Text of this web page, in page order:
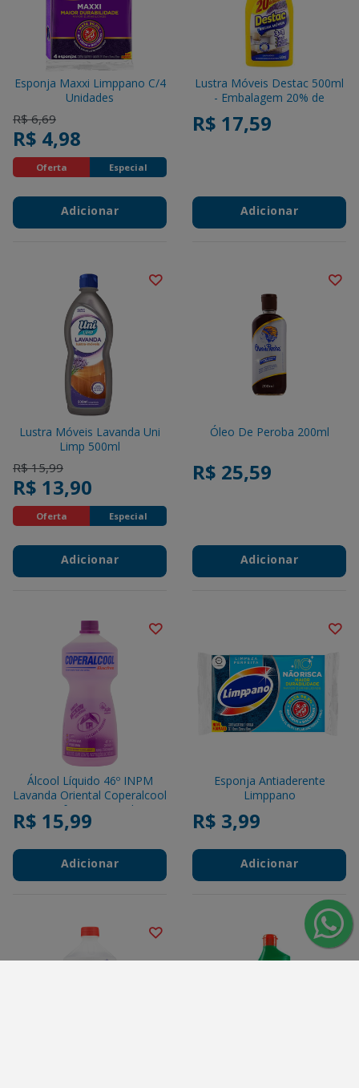
Esponja Maxxi Limppano C/4
Unidades
Price reduced from
R$ 6,69to
R$ 4,98
Oferta Especial
Adicionar
Lustra Móveis Destac 500ml
- Embalagem 20% de
R$ 17,59
Adicionar
Lustra Móveis Lavanda Uni
Limp 500ml
Price reduced from
R$ 15,99to
R$ 13,90
Oferta Especial
Adicionar
Óleo De Peroba 200ml
R$ 25,59
Adicionar
Álcool Líquido 46º INPM
Lavanda Oriental Coperalcool
Bacfree Frasco 1l
R$ 15,99
Adicionar
Esponja Antiaderente
Limppano
R$ 3,99
Adicionar